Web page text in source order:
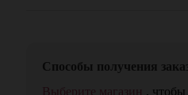
Способы получения
Выберите магазин , чтобы